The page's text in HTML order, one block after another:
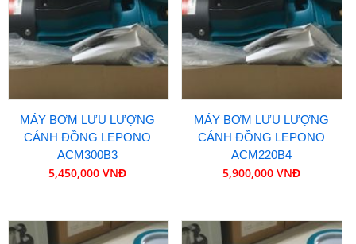
MÁY BƠM LƯU LƯỢNG
CÁNH ĐỒNG LEPONO
ACM300B3
5,450,000 VNĐ
MÁY BƠM LƯU LƯỢNG
CÁNH ĐỒNG LEPONO
ACM220B4
5,900,000 VNĐ